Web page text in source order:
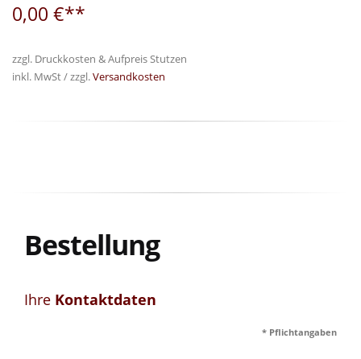
0,00 €**
zzgl. Druckkosten & Aufpreis Stutzen
inkl. MwSt / zzgl.Versandkosten
Bestellung
Ihre Kontaktdaten
* Pflichtangaben